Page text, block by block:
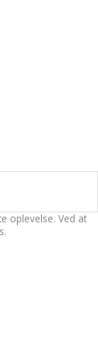
oplevelse. Ved at